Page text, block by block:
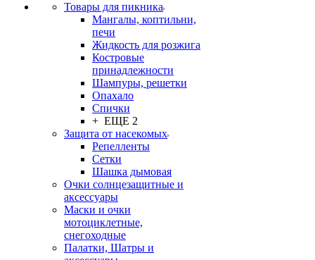
Товары для пикника
Мангалы, коптильни,
печи
Жидкость для розжига
Костровые
принадлежности
Шампуры, решетки
Опахало
Спички
+ ЕЩЕ 2
Защита от насекомых
Репелленты
Сетки
Шашка дымовая
Очки солнцезащитные и
аксессуары
Маски и очки
мотоциклетные,
снегоходные
Палатки, Шатры и